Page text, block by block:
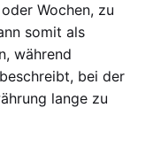
Wochen, zu
somit als
während
bei der
lange zu